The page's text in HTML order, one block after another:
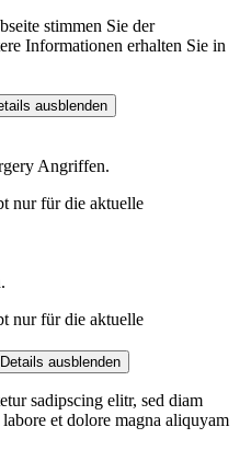
stimmen Sie der
Informationen erhalten Sie in
ausblenden
Angriffen.
nur für die aktuelle
nur für die aktuelle
Details ausblenden
sadipscing elitr, sed diam
et dolore magna aliquyam